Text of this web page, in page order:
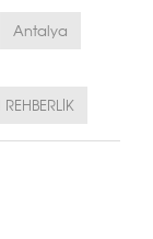
Antalya